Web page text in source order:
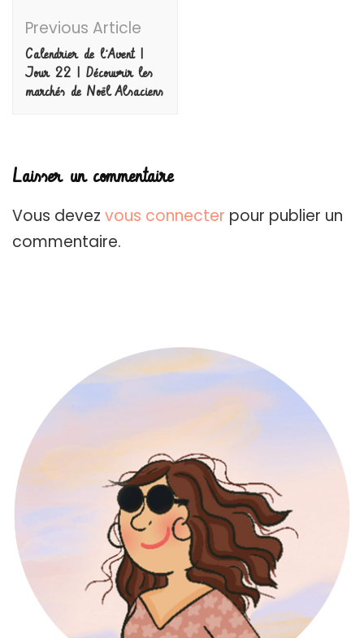
Navigation
Previous Article
Calendrier de l’Avent |
Jour 22 | Découvrir les
marchés de Noël Alsaciens
Laisser un commentaire
Vous devez vous connecter pour publier un
commentaire.